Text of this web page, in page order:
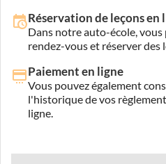
Réservation de leçons en
Dans notre auto-école,
rendez-vous et réserver des
Paiement en ligne
Vous pouvez également
l'historique de vos
ligne.